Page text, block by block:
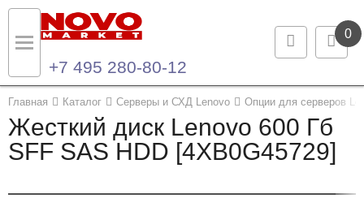
0
+7 495 280-80-12
Главная Каталог Серверы и СХД Lenovo Опции для серверов
Жесткий диск Lenovo 600 Гб
SFF SAS HDD [4XB0G45729]
Назад
Каталог продукции
Назад
Контакты